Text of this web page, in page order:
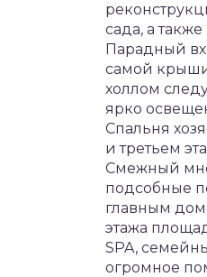
сада, а
Парадный
самой крыши
холлом
ярко
Спальня
и третьем
Смежный
подсобные
главным
этажа
SPA,
огромное